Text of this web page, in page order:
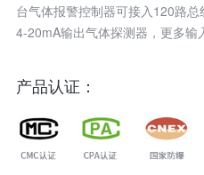
台气体报警控制器可接入120路
4-20mA输出气体探测器，更多输
产品认证：